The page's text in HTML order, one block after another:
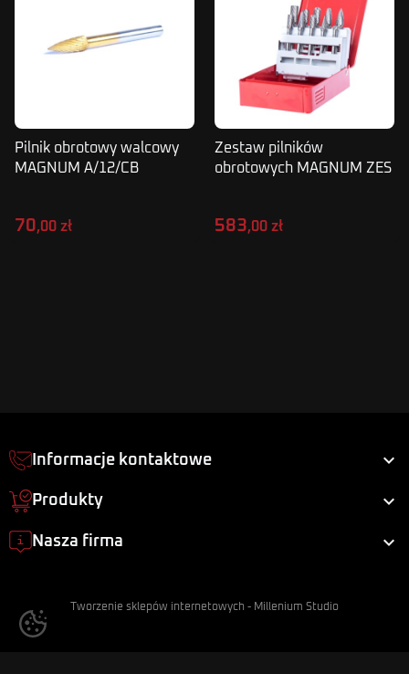
Pilnik obrotowy walcowy
MAGNUM A/12/CB
70,00 zł
Zestaw pilników
obrotowych MAGNUM ZES
583,00 zł
Informacje kontaktowe 
Produkty 
Nasza firma 
Tworzenie sklepów internetowych - Millenium Studio